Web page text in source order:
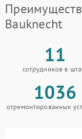
Bauknecht
11
сотрудников в
1036
отремонтированных